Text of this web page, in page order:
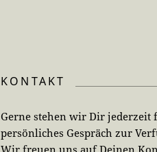
KONTAKT
Gerne stehen wir Dir jederzeit
persönliches Gespräch zur
Wir freuen uns auf Deinen